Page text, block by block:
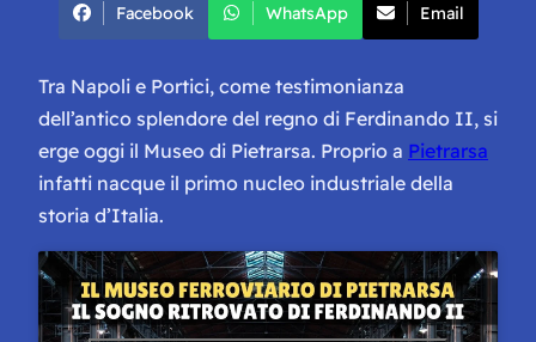
Facebook WhatsApp Email
Tra Napoli e Portici, come testimonianza
dell’antico splendore del regno di Ferdinando II, si
erge oggi il Museo di Pietrarsa. Proprio a Pietrarsa
infatti nacque il primo nucleo industriale della
storia d’Italia.